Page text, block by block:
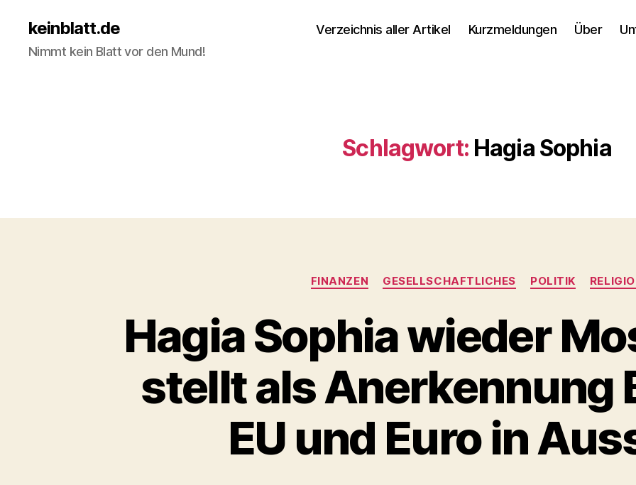
keinblatt.de
Nimmt kein Blatt vor den Mund!
Verzeichnis aller Artikel Kurzmeldungen Über
Schlagwort: Hagia Sophia
Kategorien
FINANZEN GESELLSCHAFTLICHES POLITIK
Hagia Sophia wieder
stellt als Anerkennung
EU und Euro in